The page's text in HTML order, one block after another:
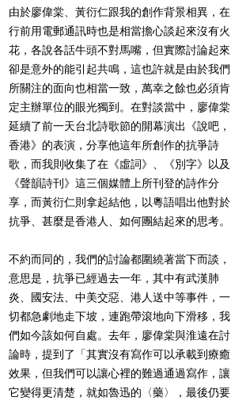
由於廖偉棠、黃衍仁跟我的創作背景相異，在
行前用電郵通訊時也是相當擔心談起來沒有火
花，各說各話牛頭不對馬嘴，但實際討論起來
卻是意外的能引起共鳴，這也許就是由於我們
所關注的面向也相當一致，萬幸之餘也必須肯
定主辦單位的眼光獨到。在對談當中，廖偉棠
延續了前一天台北詩歌節的開幕演出《說吧，
香港》的表演，分享他這年所創作的抗爭詩
歌，而我則收集了在《虛詞》、《別字》以及
《聲韻詩刊》這三個媒體上所刊登的詩作分
享，而黃衍仁則拿起結他，以粵語唱出他對於
抗爭、甚麼是香港人、如何團結起來的思考。
不約而同的，我們的討論都圍繞著當下而談，
意思是，抗爭已經過去一年，其中有武漢肺
炎、國安法、中美交惡、港人送中等事件，一
切都急劇地走下坡，連跑帶滾地向下滑移，我
們如今該如何自處。去年，廖偉棠與淮遠在討
論時，提到了「其實沒有寫作可以承載到療癒
效果，但我們可以讓心裡的難過通過寫作，讓
它變得更清楚，就如魯迅的〈藥〉，最後仍要